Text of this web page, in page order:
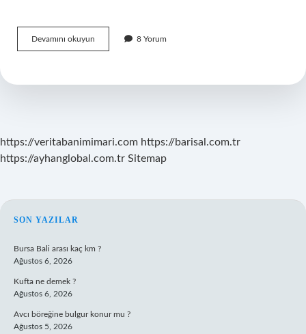
Devamını okuyun Bebekler
Neden
8 Yorum
https://veritabanimimari.com https://barisal.com.tr
https://ayhanglobal.com.tr Sitemap
SIDEBAR
SON YAZILAR
Bursa Bali arası kaç km ?
Ağustos 6, 2026
Kufta ne demek ?
Ağustos 6, 2026
Avcı böreğine bulgur konur mu ?
Ağustos 5, 2026